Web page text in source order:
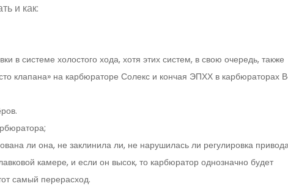
и как:
в системе холостого хода, хотя этих систем, в свою очередь, также
клапана» на карбюраторе Солекс и кончая ЭПХХ в карбюраторах
ли она, не заклинила ли, не нарушилась ли регулировка
камере, и если он высок, то карбюратор однозначно будет
самый перерасход.